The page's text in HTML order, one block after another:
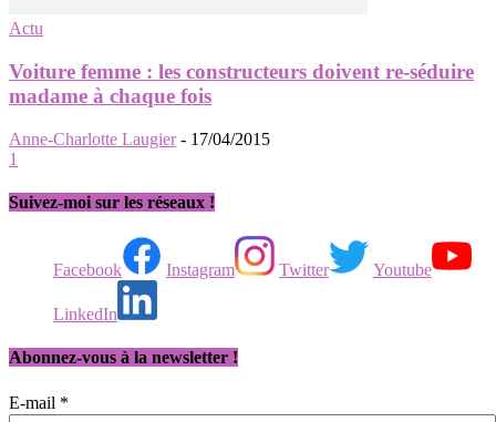
Actu
Voiture femme : les constructeurs doivent re-séduire
madame à chaque fois
Anne-Charlotte Laugier - 17/04/2015
1
Suivez-moi sur les réseaux !
Facebook Instagram Twitter Youtube
LinkedIn
Abonnez-vous à la newsletter !
E-mail *